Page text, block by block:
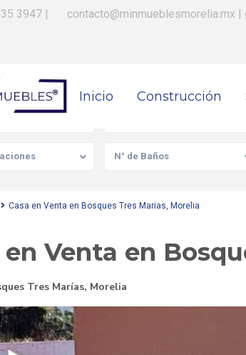
3947 | contacto@minmueblesmorelia.mx |
Inicio Construcción
N° de Baños
Casa en Venta en Bosques Tres Marias, Morelia
en Venta en
Tres Marías, Morelia